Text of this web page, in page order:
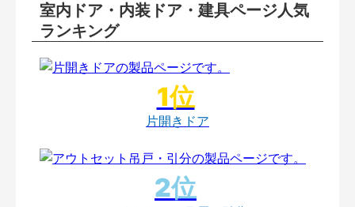
室内ドア・内装ドア・建具ページ人気
ランキング
片開きドア